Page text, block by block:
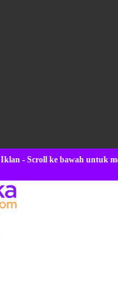
Iklan - Scroll ke bawah untuk